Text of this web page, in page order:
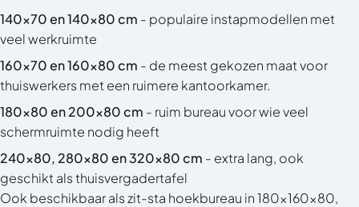
140x70 en 140x80 cm - populaire instapmodellen met
veel werkruimte
160x70 en 160x80 cm - de meest gekozen maat voor
thuiswerkers met een ruimere kantoorkamer.
180x80 en 200x80 cm - ruim bureau voor wie veel
schermruimte nodig heeft
240x80, 280x80 en 320x80 cm - extra lang, ook
geschikt als thuisvergadertafel
Ook beschikbaar alszit-sta hoekbureau in 180x160x80,